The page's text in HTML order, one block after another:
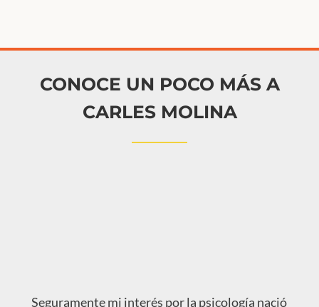
CONOCE UN POCO MÁS A
CARLES MOLINA
Seguramente mi interés por la psicología nació